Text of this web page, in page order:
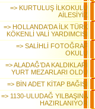
=> KURTULUŞ İLKOKULU
AİLESİYİZ
=> HOLLANDA'DA İLK TÜRK
KÖKENLİ VALİ YARDIMCISI
=> SALİHLİ FOTOĞRAF
OKULU
=> ALADAĞ’DA KALDIKLARI
YURT MEZARLARI OLDU
=> BİN ADET KİTAP BAĞIŞI
=> 1130-ULUDAĞ YILBAŞINA
HAZIRLANIYOR